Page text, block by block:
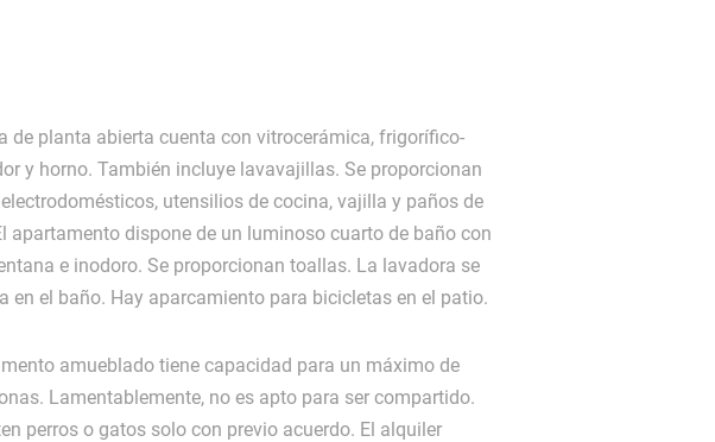
de planta abierta cuenta con vitrocerámica, frigorífico-
y horno. También incluye lavavajillas. Se proporcionan
utensilios de cocina, vajilla y paños de
apartamento dispone de un luminoso cuarto de baño con
e inodoro. Se proporcionan toallas. La lavadora se
en el baño. Hay aparcamiento para bicicletas en el patio.
amueblado tiene capacidad para un máximo de
Lamentablemente, no es apto para ser compartido.
perros o gatos solo con previo acuerdo. El alquiler